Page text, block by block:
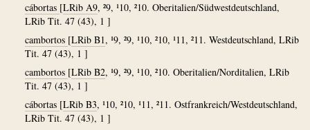
cábortas [LRib A9, ²9, ¹10, ²10. Oberitalien/Südwestdeutschland,
LRib Tit. 47 (43), 1 ]
cambortos [LRib B1, ¹9, ²9, ¹10, ²10, ¹11, ²11. Westdeutschland, LRib
Tit. 47 (43), 1 ]
cambortos [LRib B2, ¹9, ²9, ¹10, ²10. Oberitalien/Norditalien, LRib
Tit. 47 (43), 1 ]
cábortas [LRib B3, ¹10, ²10, ¹11, ²11. Ostfrankreich/Westdeutschland,
LRib Tit. 47 (43), 1 ]